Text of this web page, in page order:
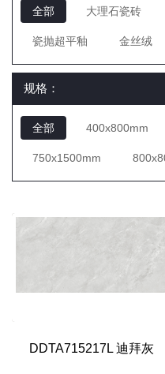
全部 大理石瓷砖
瓷抛超平釉 金丝绒
规格：
全部 400x800mm
750x1500mm
DDTA715217L 迪拜灰